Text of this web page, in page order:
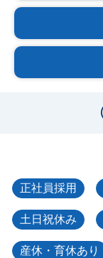
正社員採用
土日祝休み
産休・育休あり